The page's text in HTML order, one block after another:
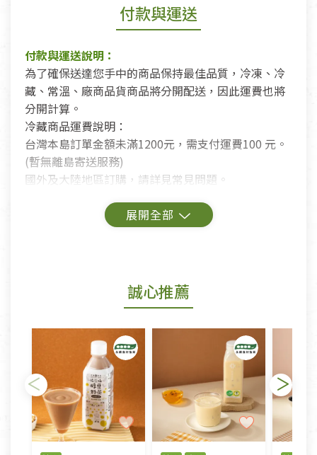
付款與運送
付款與運送說明：
為了確保送達您手中的商品保持最佳品質，冷凍、冷
藏、常溫、廠商品貨商品將分開配送，因此運費也將
分開計算。
冷藏商品運費說明：
台灣本島訂單金額未滿1200元，需支付運費100 元。
(暫無離島寄送服務)
國外及大陸地區訂購，請詳見常見問題。
鑑賞期商品說明：
若您購買的商品有下列「不適用七天鑑賞期商品」情
形者，除商品瑕疵以外，恕不接受退換貨.
依消保法之規定提供該商品七天免費鑑賞期(含例假
日)的服務，原則上若商品未經使用或被汙損(除商品
瑕疵)，一般皆可申請退換貨。
不適用七天鑑賞期商品：
以數位或電磁紀錄形式儲存之商品、易於變質或損壞
之商品、以及性質上無法或不適合退換之商品：如
誠心推薦